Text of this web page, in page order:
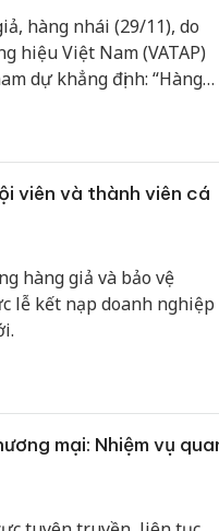
hàng nhái (29/11), do
hiệu Việt Nam (VATAP)
dự khẳng định: “Hàng
viên và thành viên cá
hàng giả và bảo vệ
lễ kết nạp doanh nghiệp
mại: Nhiệm vụ